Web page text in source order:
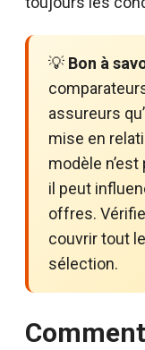
💡 Bon à
assureurs
mise en
modèle
il peut
offres.
couvrir tout
sélection.